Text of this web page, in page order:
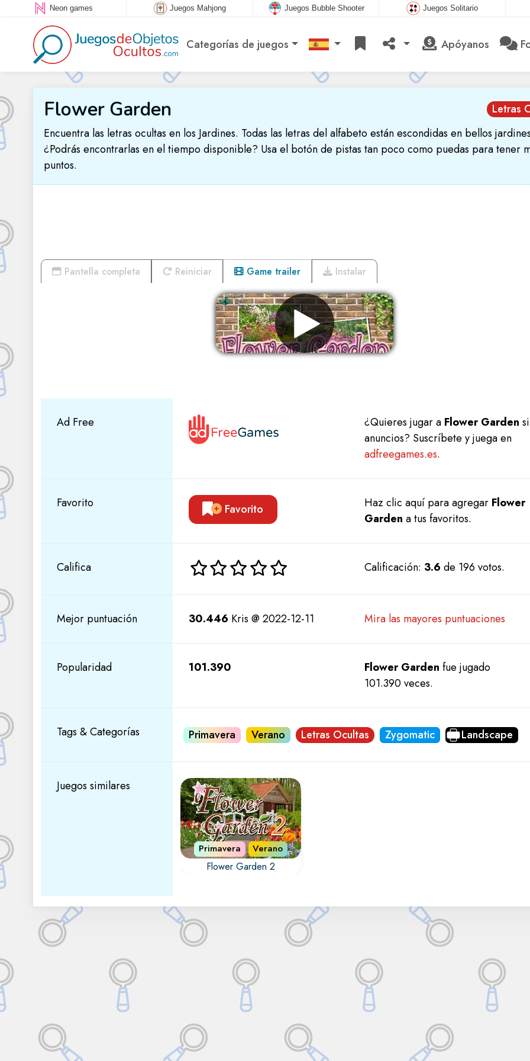
Neon games Juegos Mahjong Juegos Bubble Shooter Juegos Solitario
Categorías de juegos Apóyanos
Letras
Flower Garden
Encuentra las letras ocultas en los Jardines. Todas las letras del alfabeto están escondidas en bellos
¿Podrás encontrarlas en el tiempo disponible? Usa el botón de pistas tan poco como puedas para tener
puntos.
Pantella completa Reiniciar Game trailer Instalar
Ad Free ¿Quieres jugar a Flower Garden
anuncios? Suscríbete y juega en
adfreegames.es.
Favorito Favorito Haz clic aquí para agregar Flower
Garden a tus favoritos.
Califica Calificación: 3.6 de 196 votos.
Mejor puntuación 30.446 Kris @ 2022-12-11 Mira las mayores puntuaciones
Popularidad 101.390 Flower Garden fue jugado
101.390 veces.
Tags & Categorías Primavera Verano Letras Ocultas Zygomatic Landscape
Juegos similares
Flower Garden 2
Primavera Verano
cartas escondidas.